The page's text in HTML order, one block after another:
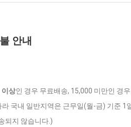
안내
이상인 경우 무료배송, 15,000 미만인 경
국내 일반지역은 근무일(월-금) 기준
되지 않습니다.)